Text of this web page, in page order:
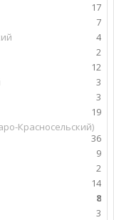
17
7
4
2
12
3
3
19
Красносельский)
36
9
2
14
8
3